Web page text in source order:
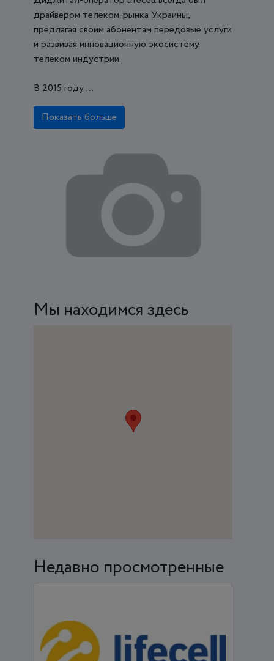
драйвером телеком-рынка Украины,
предлагая своим абонентам передовые услуги
и развивая инновационную экосистему
телеком индустрии.
В 2015 году ...
Показать больше
Мы находимся здесь
Недавно просмотренные